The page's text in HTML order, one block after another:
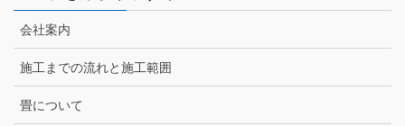
会社案内
施工までの流れと施工範囲
畳について